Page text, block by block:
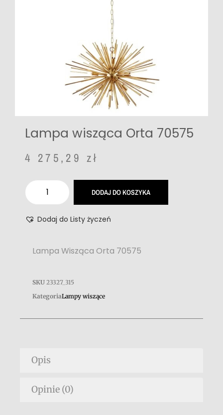
Lampa wisząca Orta 70575
4 275,29 zł
DODAJ DO KOSZYKA
Dodaj do Listy życzeń
Lampa Wisząca Orta 70575
SKU 23327_315
KategoriaLampy wiszące
Opis
Opinie (0)